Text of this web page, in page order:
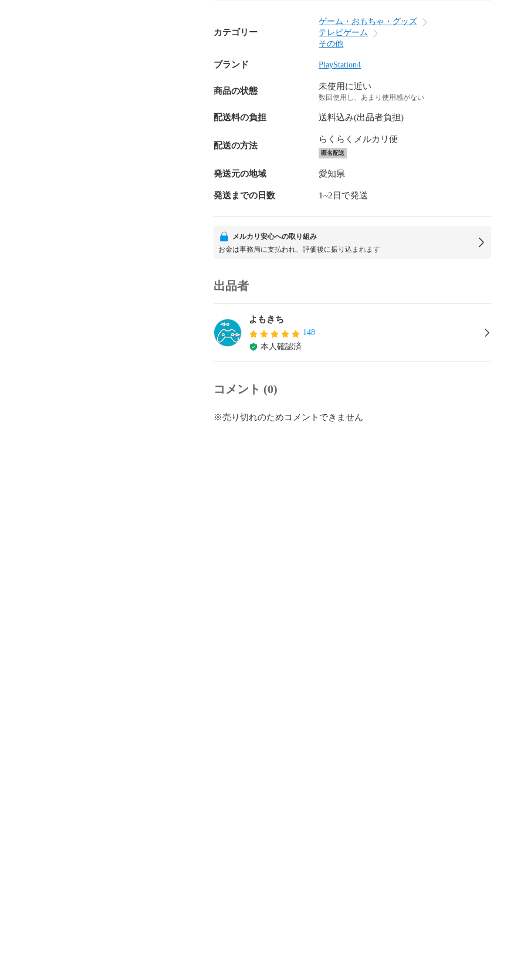
カテゴリー
ゲーム・おもちゃ・グッズ
テレビゲーム
その他
ブランド PlayStation4
商品の状態 未使用に近い
数回使用し、あまり使用感がない
配送料の負担 送料込み(出品者負担)
配送の方法
らくらくメルカリ便
匿名配送
発送元の地域 愛知県
発送までの日数 1~2日で発送
メルカリ安心への取り組み
お金は事務局に支払われ、評価後に振り込まれます
出品者
よもきち
148
本人確認済
コメント (0)
※売り切れのためコメントできません